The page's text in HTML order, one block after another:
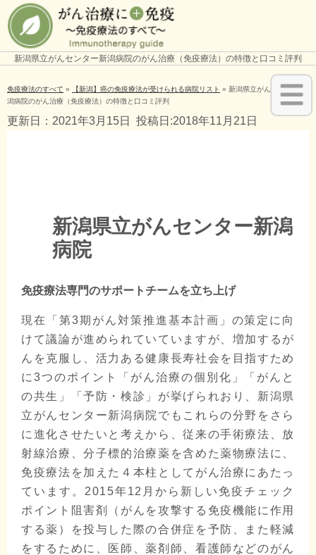
新潟県立がんセンター新潟病院のがん治療（免疫療法）の特徴と口コミ評判
免疫療法のすべて » 【新潟】癌の免疫療法が受けられる病院リスト » 新潟県立がんセンター新
潟病院のがん治療（免疫療法）の特徴と口コミ評判
更新日：2021年3月15日 投稿日:2018年11月21日
新潟県立がんセンター新潟
病院
免疫療法専門のサポートチームを立ち上げ
現在「第3期がん対策推進基本計画」の策定に向
けて議論が進められていていますが、増加するが
んを克服し、活力ある健康長寿社会を目指すため
に3つのポイント「がん治療の個別化」「がんと
の共生」「予防・検診」が挙げられおり、新潟県
立がんセンター新潟病院でもこれらの分野をさら
に進化させたいと考えから、従来の手術療法、放
射線治療、分子標的治療薬を含めた薬物療法に、
免疫療法を加えた４本柱としてがん治療にあたっ
ています。2015年12月から新しい免疫チェック
ポイント阻害剤（がんを攻撃する免疫機能に作用
する薬）を投与した際の合併症を予防、また軽減
をするために、医師、薬剤師、看護師などのがん